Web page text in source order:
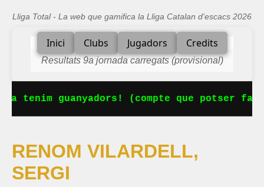
Lliga Total - La web que gamifica la Lliga Catalan d'escacs 2026
Inici Clubs Jugadors Credits
Resultats 9a jornada carregats (provisional)
tenim guanyadors! (compte que potser
RENOM VILARDELL,
SERGI